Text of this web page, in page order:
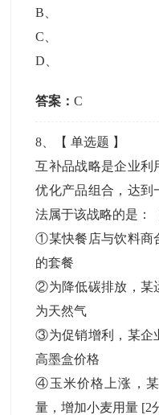
B
C
D
答案：C
8 、【单选题 】
互补品战略是企业利
优化产品组合，达到
法属于该战略的是：
①某快餐店与饮料商
的套餐
②为降低碳排放，某
为天然气
③为促销增利，某企
高墨盒价格
④玉米价格上涨，
量，增加小麦用量 [2